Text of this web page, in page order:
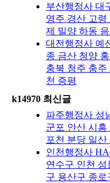
부산행정사 대
영주 경산 고령
제 밀양 하동
대전행정사 예
종 금산 청양
충북 청주 충주
천 증평
k14970 최신글
파주행정사 성
군포 안산 시
포천 분당 일산
인천행정사
연수구 인천
구 용산구 종로